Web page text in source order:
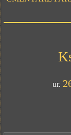
ur.